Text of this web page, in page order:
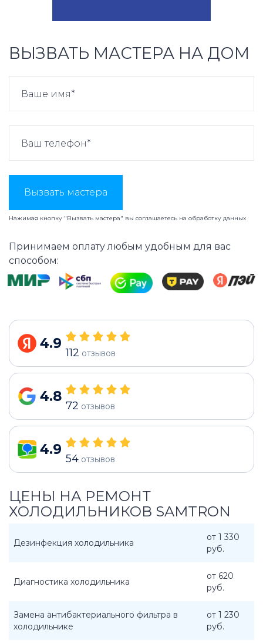
ВЫЗВАТЬ МАСТЕРА НА ДОМ
Вызвать мастера
Нажимая кнопку "Вызвать мастера" вы соглашаетесь на обработку данных
Принимаем оплату любым удобным для вас
способом:
4.9
112 отзывов
4.8
72 отзывов
4.9
54 отзывов
ЦЕНЫ НА РЕМОНТ
ХОЛОДИЛЬНИКОВ SAMTRON
Дезинфекция холодильника
от 1 330
руб.
Диагностика холодильника
от 620
руб.
Замена антибактериального фильтра в
холодильнике
от 1 230
руб.